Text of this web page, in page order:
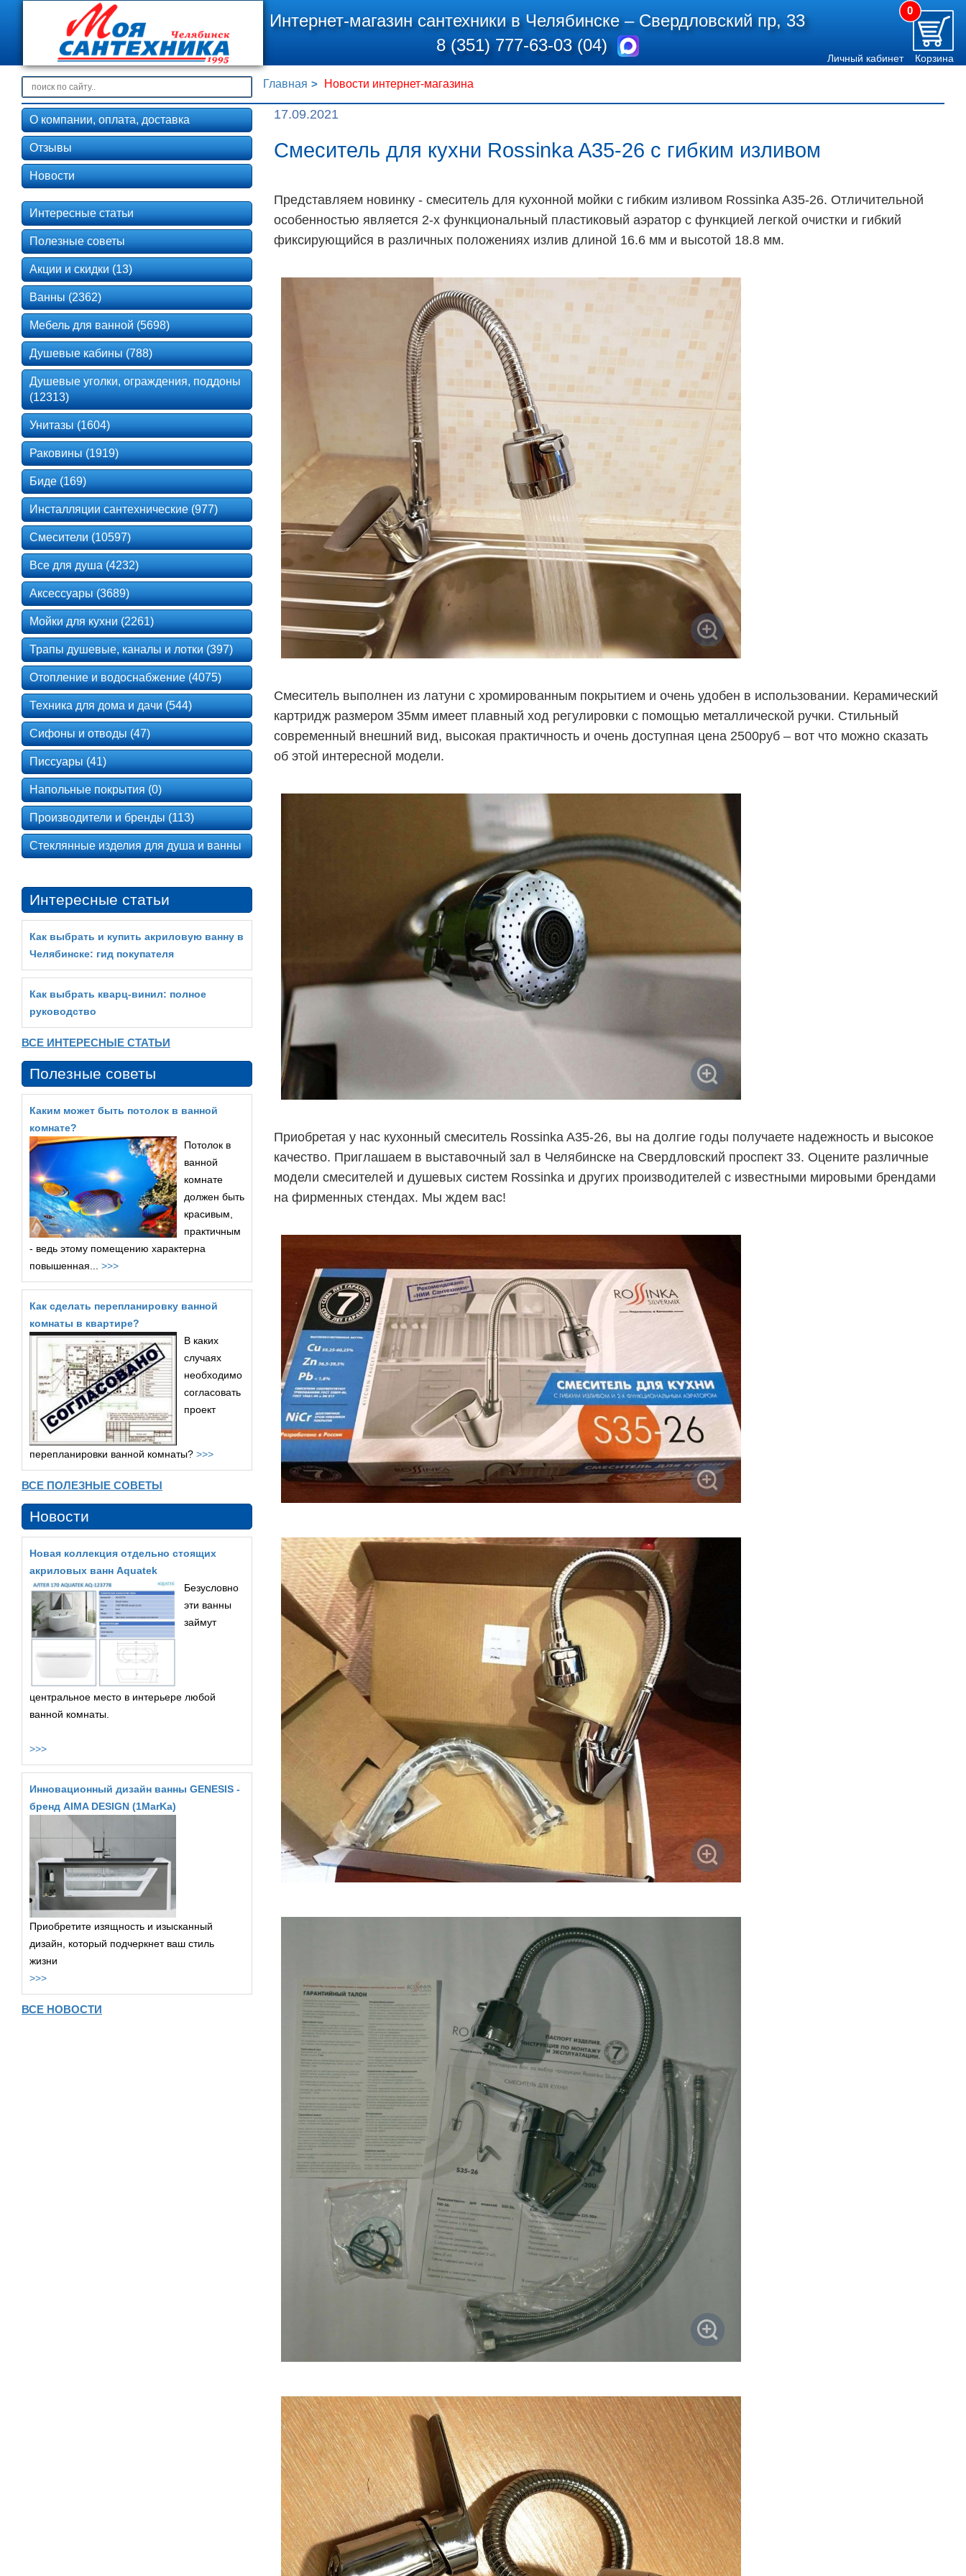
Интернет-магазин сантехники в Челябинске –Свердловский пр, 33
8 (351) 777-63-03 (04)
0
Личный кабинет Корзина
Главная Новости интернет-магазина
17.09.2021
Смеситель для кухни Rossinka A35-26 с гибким изливом
Представляем новинку - смеситель для кухонной мойки с гибким изливом Rossinka A35-26. Отличительной
особенностью является 2-х функциональный пластиковый аэратор с функцией легкой очистки и гибкий
фиксирующийся в различных положениях излив длиной 16.6 мм и высотой 18.8 мм.
Смеситель выполнен из латуни с хромированным покрытием и очень удобен в использовании. Керамический
картридж размером 35мм имеет плавный ход регулировки с помощью металлической ручки. Стильный
современный внешний вид, высокая практичность и очень доступная цена 2500руб – вот что можно сказать
об этой интересной модели.
Приобретая у нас кухонный смеситель Rossinka A35-26, вы на долгие годы получаете надежность и высокое
качество. Приглашаем в выставочный зал в Челябинске на Свердловский проспект 33. Оцените различные
модели смесителей и душевых систем Rossinka и других производителей с известными мировыми брендами
на фирменных стендах. Мы ждем вас!
О компании, оплата, доставка
Отзывы
Новости
Интересные статьи
Полезные советы
Акции и скидки (13)
Ванны (2362)
Мебель для ванной (5698)
Душевые кабины (788)
Душевые уголки, ограждения, поддоны
(12313)
Унитазы (1604)
Раковины (1919)
Биде (169)
Инсталляции сантехнические (977)
Смесители (10597)
Все для душа (4232)
Аксессуары (3689)
Мойки для кухни (2261)
Трапы душевые, каналы и лотки (397)
Отопление и водоснабжение (4075)
Техника для дома и дачи (544)
Сифоны и отводы (47)
Писсуары (41)
Напольные покрытия (0)
Производители и бренды (113)
Стеклянные изделия для душа и ванны
Интересные статьи
Как выбрать и купить акриловую ванну в
Челябинске: гид покупателя
Как выбрать кварц‑винил: полное
руководство
ВСЕ ИНТЕРЕСНЫЕ СТАТЬИ
Полезные советы
Каким может быть потолок в ванной
комнате?
Потолок в
ванной
комнате
должен быть
красивым,
практичным
- ведь этому помещению характерна
повышенная... >>>
Как сделать перепланировку ванной
комнаты в квартире?
В каких
случаях
необходимо
согласовать
проект
перепланировки ванной комнаты? >>>
ВСЕ ПОЛЕЗНЫЕ СОВЕТЫ
Новости
Новая коллекция отдельно стоящих
акриловых ванн Aquatek
Безусловно
эти ванны
займут
центральное место в интерьере любой
ванной комнаты.
>>>
Инновационный дизайн ванны GENESIS -
бренд AIMA DESIGN (1MarKa)
Приобретите изящность и изысканный
дизайн, который подчеркнет ваш стиль
жизни
>>>
ВСЕ НОВОСТИ